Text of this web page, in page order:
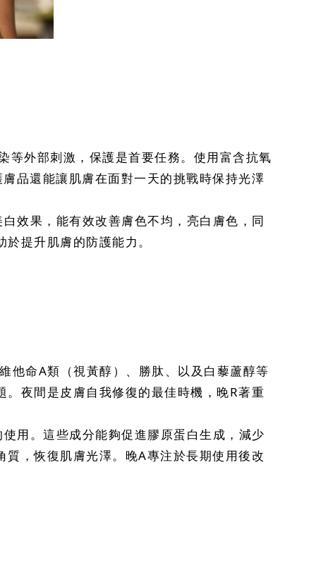
等外部刺激，保護是首要任務。使用富含抗氧
品還能讓肌膚在面對一天的挑戰時保持光澤
效果，能有效改善膚色不均，亮白膚色，同
提升肌膚的防護能力。
他命A類（視黃醇）、勝肽、以及白藜蘆醇等
夜間是皮膚自我修復的最佳時機，晚R著重
用。這些成分能夠促進膠原蛋白生成，減少
，恢復肌膚光澤。晚A專注於長期使用後改